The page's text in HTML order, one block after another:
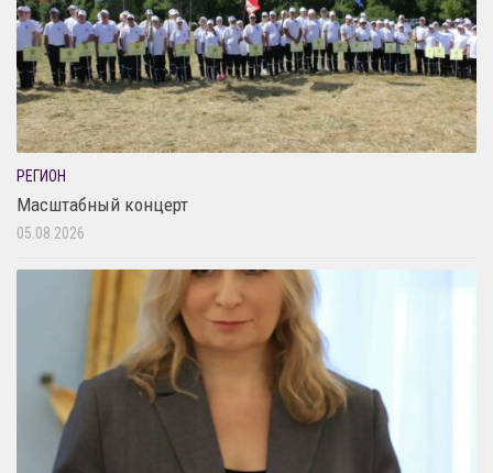
РЕГИОН
Масштабный концерт
05.08.2026